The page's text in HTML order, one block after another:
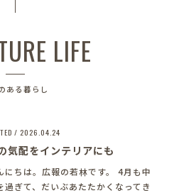
LIFE
ある暮らし
/ 2026.04.24
気配をインテリアにも
にちは。広報の若林です。 4月も中
過ぎて、だいぶあたたかくなってき